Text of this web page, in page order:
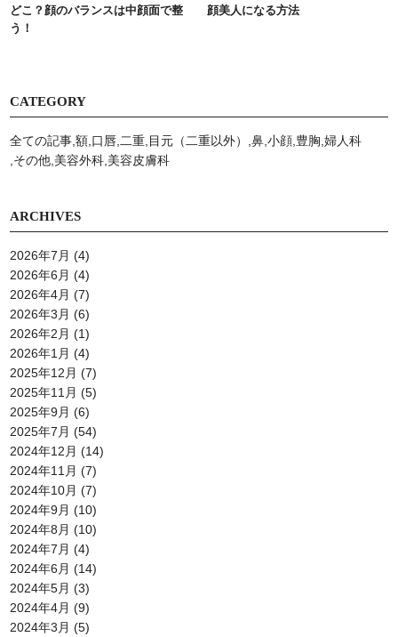
どこ？顔のバランスは中顔面で整
う！
顔美人になる方法
CATEGORY
全ての記事 額 口唇 二重 目元（二重以外） 鼻 小顔 豊胸 婦人科
その他 美容外科 美容⽪膚科
ARCHIVES
2026年7月 (4)
2026年6月 (4)
2026年4月 (7)
2026年3月 (6)
2026年2月 (1)
2026年1月 (4)
2025年12月 (7)
2025年11月 (5)
2025年9月 (6)
2025年7月 (54)
2024年12月 (14)
2024年11月 (7)
2024年10月 (7)
2024年9月 (10)
2024年8月 (10)
2024年7月 (4)
2024年6月 (14)
2024年5月 (3)
2024年4月 (9)
2024年3月 (5)